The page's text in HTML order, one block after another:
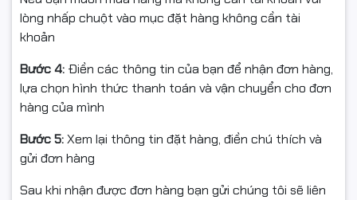
dàng nâng cấp cấu hình
RAM DDR5 lên tới 5600 MT/s
RAM DDR4 3200 MT/s
Dung lượng RAM tối đa 128GB
Người dùng có thể linh hoạt lựa chọn nền tảng phù hợp
ngân sách mà vẫn đảm bảo khả năng nâng cấp lâu dài
lòng nhấp chuột vào mục đặt hàng không cần tài
khoản
Bước 4: Điền các thông tin của bạn để nhận đơn hàng,
lựa chọn hình thức thanh toán và vận chuyển cho đơn
hàng của mình
Bước 5:Xem lại thông tin đặt hàng, điền chú thích và
gửi đơn hàng
Sau khi nhận được đơn hàng bạn gửi chúng tôi sẽ liên